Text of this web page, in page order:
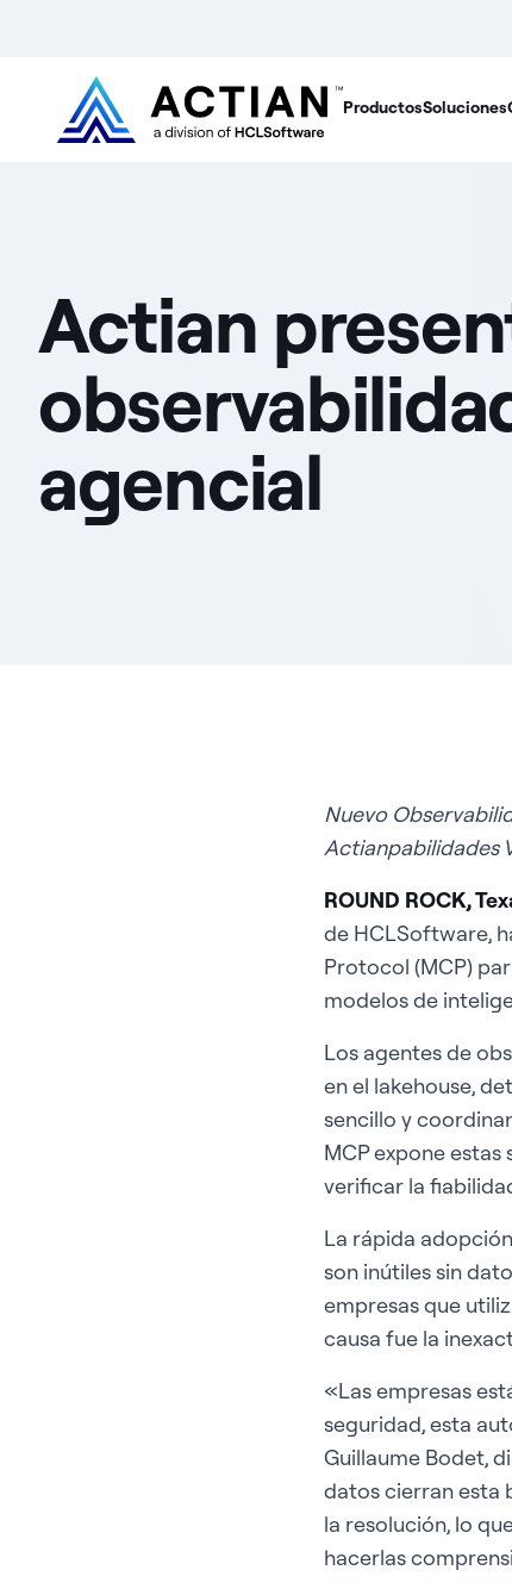
ProductosSoluciones
Actian
agencial
Nuevo
Actianpabilidades
ROUND ROCK,
de HCLSoftware,
Protocol (MCP)
modelos de
Los agentes de
en el lakehouse,
sencillo y
MCP expone
verificar la
La rápida
son inútiles sin
empresas que
causa fue la
«Las empresas
seguridad, esta
Guillaume Bodet,
datos cierran esta
la resolución, lo
hacerlas